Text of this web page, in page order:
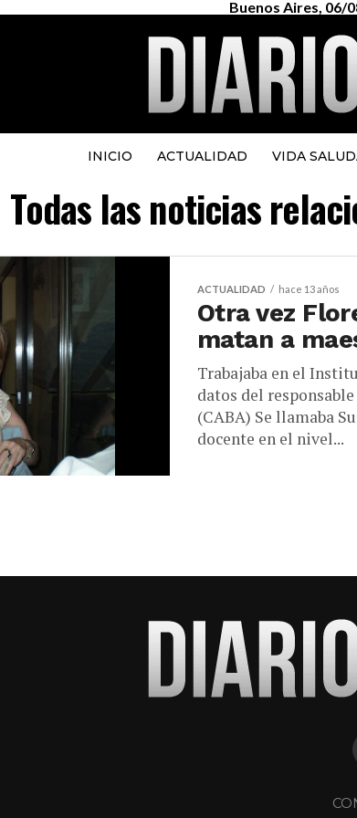
Buenos Aires, 06/
INICIO ACTUALIDAD VIDA
Todas las noticias
ACTUALIDAD hace 13 años
Otra vez
matan a
Trabajaba en el
datos del
(CABA) Se llamaba
docente en el nivel...